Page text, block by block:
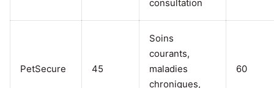
consultation
PetSecure 45
Soins
courants,
maladies
chroniques,
60